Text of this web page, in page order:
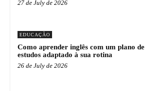
27 de July de 2026
EDUCAÇÃO
Como aprender inglês com um plano de
estudos adaptado à sua rotina
26 de July de 2026